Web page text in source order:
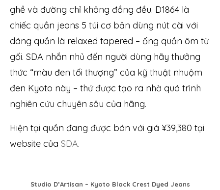
ghề và đường chỉ không đồng đều. D1864 là
chiếc quần jeans 5 túi cơ bản dùng nút cài với
dáng quần là relaxed tapered – ống quần ôm từ
gối. SDA nhắn nhủ đến người dùng hãy thưởng
thức “màu đen tối thượng” của kỹ thuật nhuộm
đen Kyoto này – thứ được tạo ra nhờ quá trình
nghiên cứu chuyên sâu của hãng.
Hiện tại quần đang được bán với giá ¥39,380 tại
website của SDA.
Studio D’Artisan – Kyoto Black Crest Dyed Jeans